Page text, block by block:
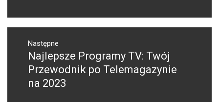
Następne
Następny
post:
Najlepsze Programy TV: Twój
Przewodnik po Telemagazynie
na 2023